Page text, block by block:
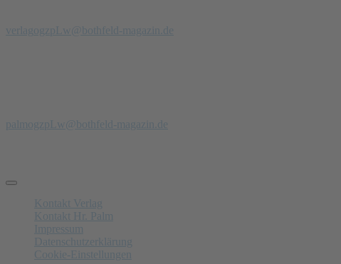
verlagogzpLw @bothfeld-magazin.de
palmogzpLw @bothfeld-magazin.de
Kontakt Verlag
Kontakt Hr. Palm
Impressum
Datenschutzerklärung
Cookie-Einstellungen